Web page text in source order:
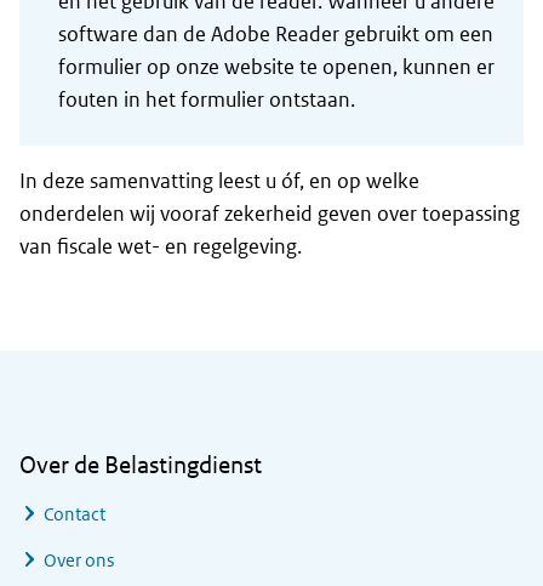
software dan de Adobe Reader gebruikt om een
formulier op onze website te openen, kunnen er
fouten in het formulier ontstaan.
In deze samenvatting leest u óf, en op welke
onderdelen wij vooraf zekerheid geven over toepassing
van fiscale wet- en regelgeving.
Over de Belastingdienst
Contact
Over ons